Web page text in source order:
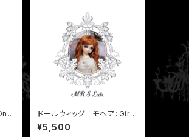
ドールウィッグ モヘア：Girly
ガーリィ アプリコット 8-
9 inch
¥5,500